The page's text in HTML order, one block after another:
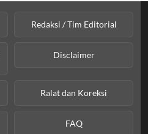
Redaksi / Tim Editorial
Disclaimer
Ralat dan Koreksi
FAQ